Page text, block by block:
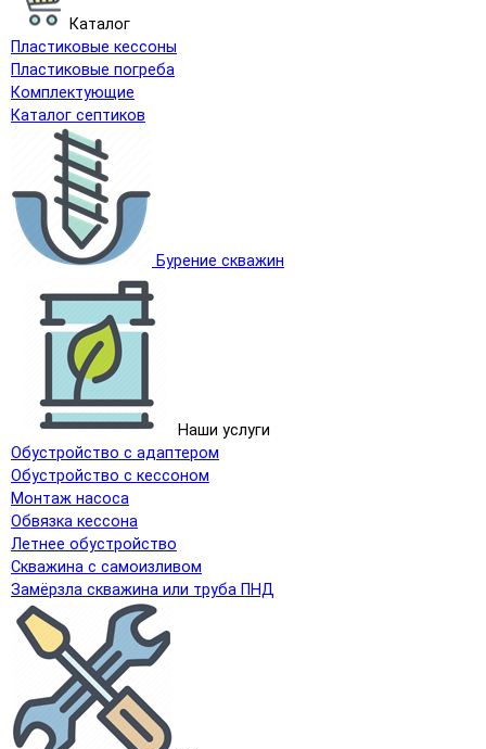
Каталог
Пластиковые кессоны
Пластиковые погреба
Комплектующие
Каталог септиков
Бурение скважин
Наши услуги
Обустройство с адаптером
Обустройство с кессоном
Монтаж насоса
Обвязка кессона
Летнее обустройство
Скважина с самоизливом
Замёрзла скважина или труба ПНД